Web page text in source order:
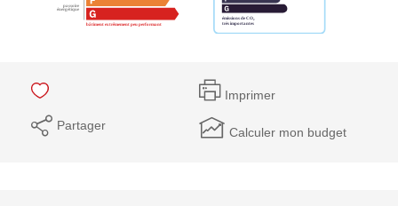
Imprimer
Partager Calculer mon budget